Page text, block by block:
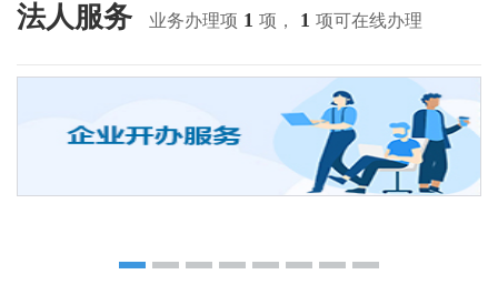
法人服务 业务办理项 1 项， 1 项可在线办理